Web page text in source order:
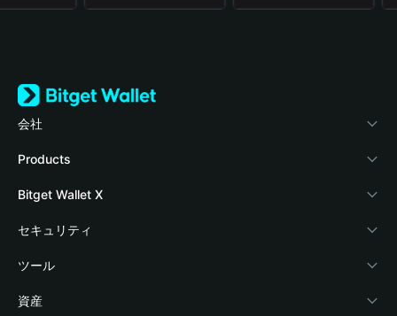
会社
Bitget Walletについて
ブログ
アカデミー
暗号資産ニュース
Help Center
Products
Crypto Card
Stablecoin Earn
Payfi Crypto
Crypto Swap API
Bitget Wallet X
デベロッパー
ウォレットを接続
Bitget Wallet Pay
セキュリティ
保護基金
セキュリティ技術
ツール
暗号資産を購入
資産